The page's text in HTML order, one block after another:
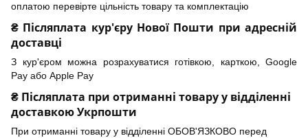
оплатою перевірте цільність товару та комплектацію
₴ Післяплата кур'єру Нової Пошти при адресній
доставці
З кур'єром можна розрахуватися готівкою, карткою, Google
Pay або Apple Pay
₴ Післяплата при отриманні товару у відділенні
доставкою Укрпошти
При отриманні товару у відділенні ОБОВ'ЯЗКОВО перед